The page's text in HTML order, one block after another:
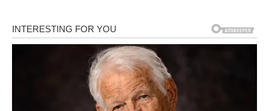
moguće su i veoma lijepe vijesti vezane za posao.
Ljubavni odnosi postaju nježniji i iskreniji nego ranije.
Mir koji ste dugo čekali